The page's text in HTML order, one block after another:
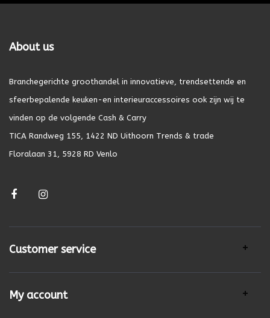
About us
Branchegerichte groothandel in innovatieve, trendsettende en
sfeerbepalende keuken-en interieuraccessoires ook zijn wij te
vinden op de volgende Cash & Carry
TICA Randweg 155, 1422 ND Uithoorn Trends & trade
Floralaan 31, 5928 RD Venlo
Customer service
My account